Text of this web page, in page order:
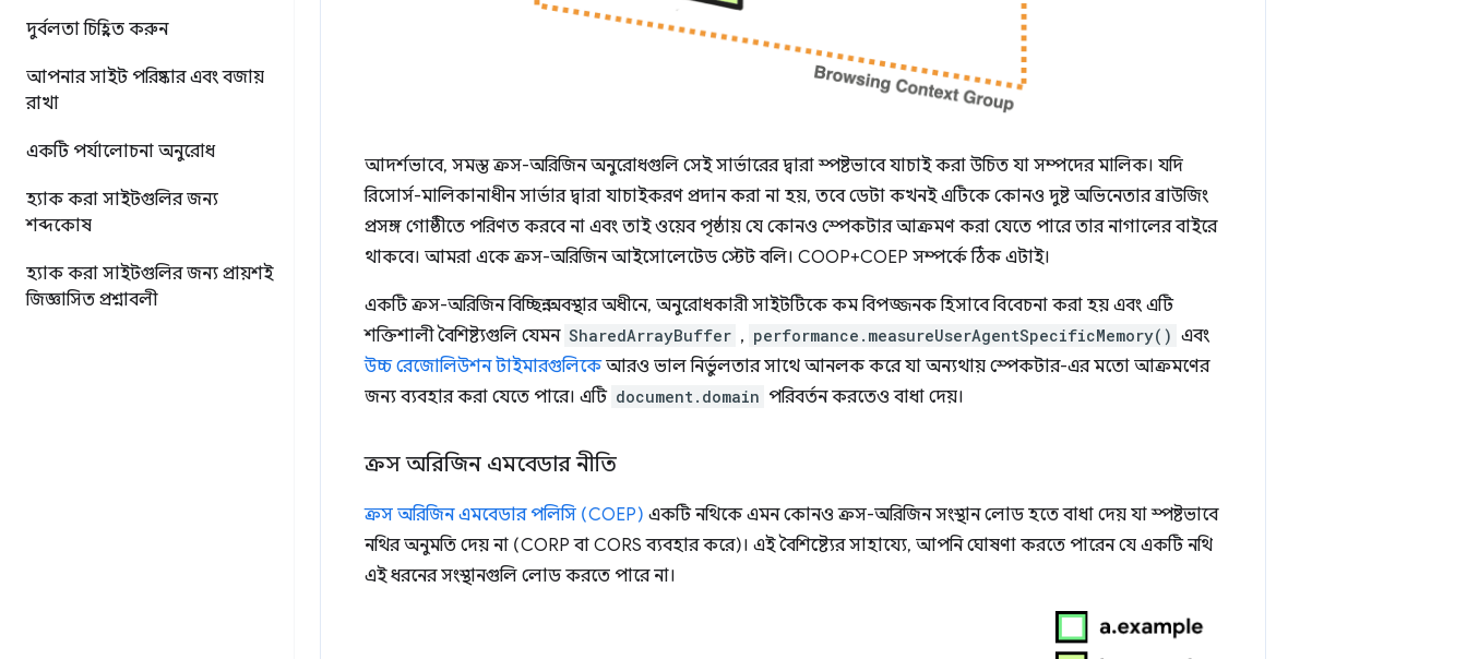
দুর্বলতা চিহ্নিত করুন
আপনার সাইট পরিষ্কার এবং বজায়
রাখা
একটি পর্যালোচনা অনুরোধ
হ্যাক করা সাইটগুলির জন্য
শব্দকোষ
হ্যাক করা সাইটগুলির জন্য প্রায়শই
জিজ্ঞাসিত প্রশ্নাবলী
আদর্শভাবে, সমস্ত ক্রস-অরিজিন অনুরোধগুলি সেই সার্ভারের দ্বারা স্পষ্টভাবে যাচাই করা উচিত যা সম্পদের মালিক। যদি
রিসোর্স-মালিকানাধীন সার্ভার দ্বারা যাচাইকরণ প্রদান করা না হয়, তবে ডেটা কখনই এটিকে কোনও দুষ্ট অভিনেতার ব্রাউজিং
প্রসঙ্গ গোষ্ঠীতে পরিণত করবে না এবং তাই ওয়েব পৃষ্ঠায় যে কোনও স্পেকটার আক্রমণ করা যেতে পারে তার নাগালের বাইরে
থাকবে। আমরা একে ক্রস-অরিজিন আইসোলেটেড স্টেট বলি। COOP+COEP সম্পর্কে ঠিক এটাই।
একটি ক্রস-অরিজিন বিচ্ছিন্ন অবস্থার অধীনে, অনুরোধকারী সাইটটিকে কম বিপজ্জনক হিসাবে বিবেচনা করা হয় এবং এটি
শক্তিশালী বৈশিষ্ট্যগুলি যেমন SharedArrayBuffer , performance.measureUserAgentSpecificMemory() এবং
উচ্চ রেজোলিউশন টাইমারগুলিকেআরও ভাল নির্ভুলতার সাথে আনলক করে যা অন্যথায় স্পেকটার-এর মতো আক্রমণের
জন্য ব্যবহার করা যেতে পারে। এটি document.domain পরিবর্তন করতেও বাধা দেয়।
ক্রস অরিজিন এমবেডার নীতি
ক্রস অরিজিন এমবেডার পলিসি (COEP) একটি নথিকে এমন কোনও ক্রস-অরিজিন সংস্থান লোড হতে বাধা দেয় যা স্পষ্টভাবে
নথির অনুমতি দেয় না (CORP বা CORS ব্যবহার করে)। এই বৈশিষ্ট্যের সাহায্যে, আপনি ঘোষণা করতে পারেন যে একটি নথি
এই ধরনের সংস্থানগুলি লোড করতে পারে না।